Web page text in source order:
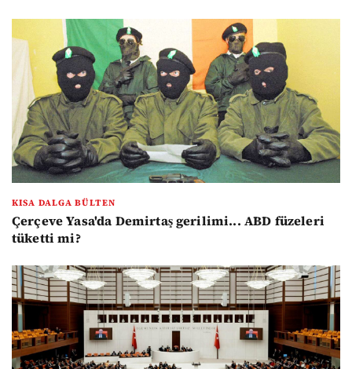
KISA DALGA BÜLTEN
Çerçeve Yasa'da Demirtaş gerilimi... ABD füzeleri
tüketti mi?